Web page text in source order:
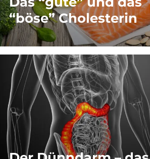
“böse” Cholesterin